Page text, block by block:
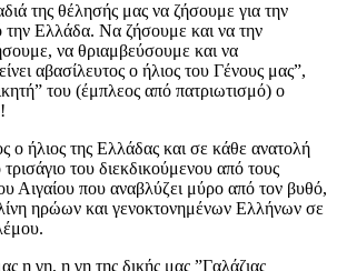
της θέλησής μας να ζήσουμε για την
Ελλάδα. Να ζήσουμε και να την
να θριαμβεύσουμε και να
αβασίλευτος ο ήλιος του Γένους μας”,
του (έμπλεος από πατριωτισμό) ο
ο ήλιος της Ελλάδας και σε κάθε ανατολή
του διεκδικούμενου από τους
Αιγαίου που αναβλύζει μύρο από τον βυθό,
ηρώων και γενοκτονημένων Ελλήνων σε
η γη, η γη της δικής μας ”Γαλάζιας